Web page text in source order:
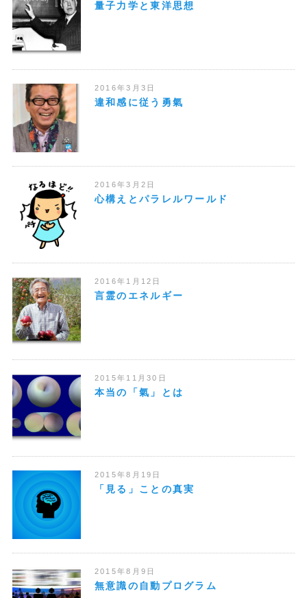
量子力学と東洋思想
2016年3月3日
違和感に従う勇氣
2016年3月2日
心構えとパラレルワールド
2016年1月12日
言霊のエネルギー
2015年11月30日
本当の「氣」とは
2015年8月19日
「見る」ことの真実
2015年8月9日
無意識の自動プログラム